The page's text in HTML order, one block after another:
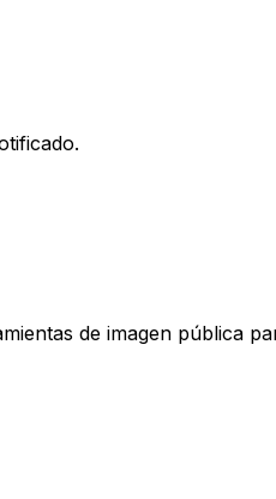
de imagen pública